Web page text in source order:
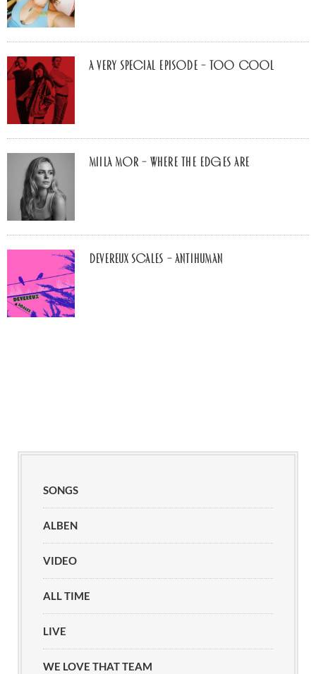
A Very Special Episode – Too Cool
Miila Mor – Where The Edges Are
Devereux Scales – Antihuman
SONGS
ALBEN
VIDEO
ALL TIME
LIVE
WE LOVE THAT TEAM